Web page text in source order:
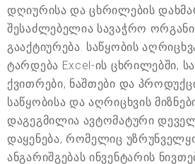
დღიურისა და ცხრილების
შესაძლებელია სავაჭრო
გააქტიურება. საწყობის
ტარდება Excel-ის ცხრილებში,
ქვითრები, ნაშთები და
საწყობისა და აღრიცხვის
დაგეგმილია ავტომატური
დაყენება, რომელიც
ანგარიშგებას ინვენტარის